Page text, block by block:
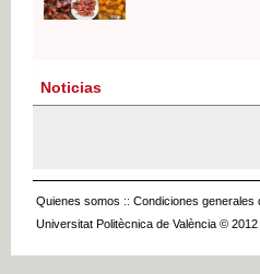
Noticias
Quienes somos :: Condiciones generales
Universitat Politècnica de València © 2012